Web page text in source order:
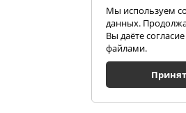
Мы используем
данных.
Вы даёте
файлами.